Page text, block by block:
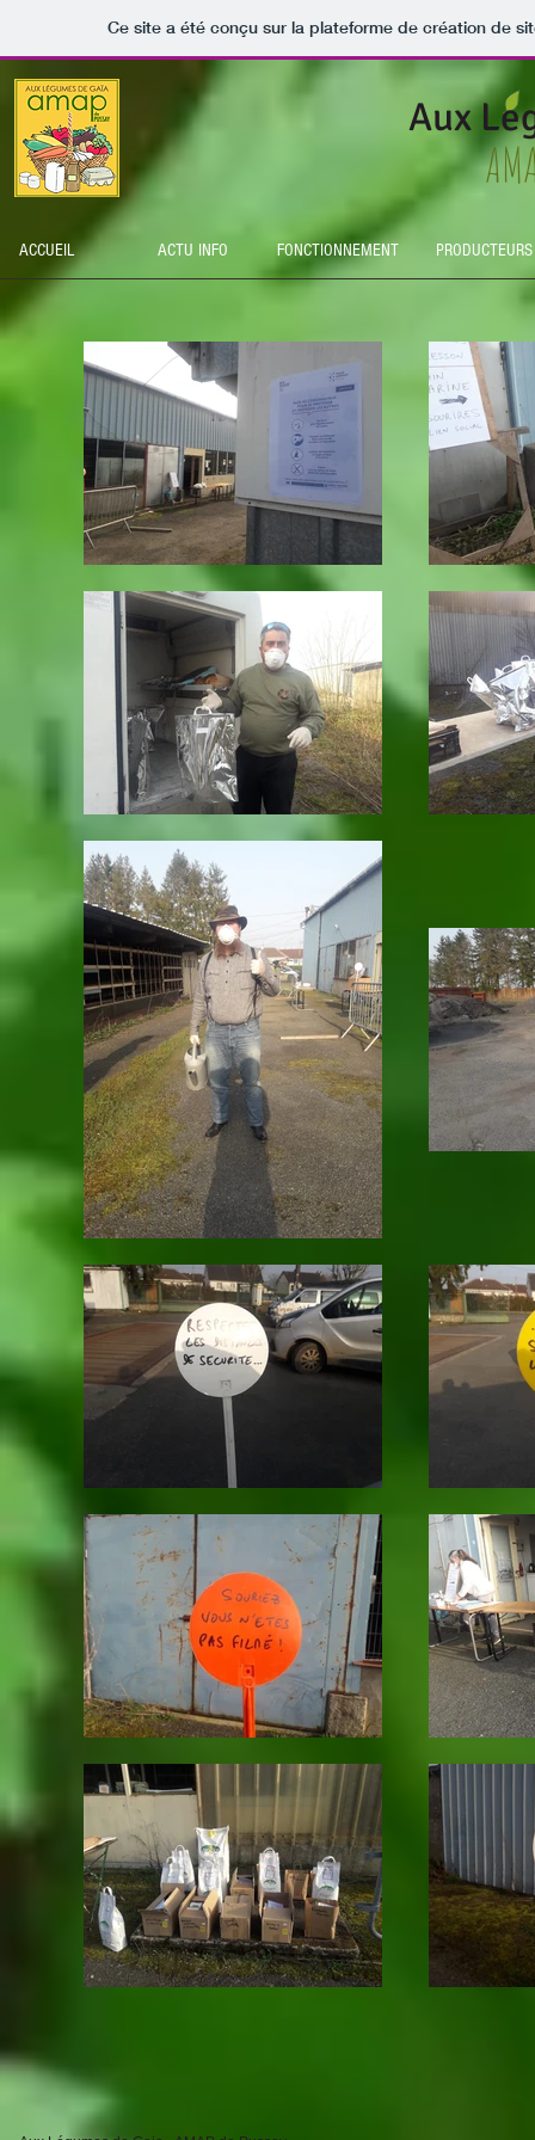
Ce site a été conçu sur la plateforme de création de
Aux
ACCUEIL ACTU INFO FONCTIONNEMENT PRODUCTEURS